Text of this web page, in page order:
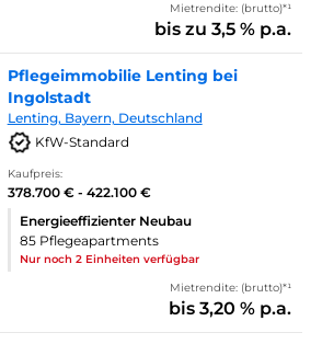
Mietrendite: (brutto)*¹
bis zu 3,5 % p.a.
Pflegeimmobilie Lenting bei
Ingolstadt
Lenting, Bayern, Deutschland
KfW-Standard
Kaufpreis:
378.700 € - 422.100 €
Energieeffizienter Neubau
85 Pflegeapartments
Nur noch 2 Einheiten verfügbar
Mietrendite: (brutto)*¹
bis 3,20 % p.a.